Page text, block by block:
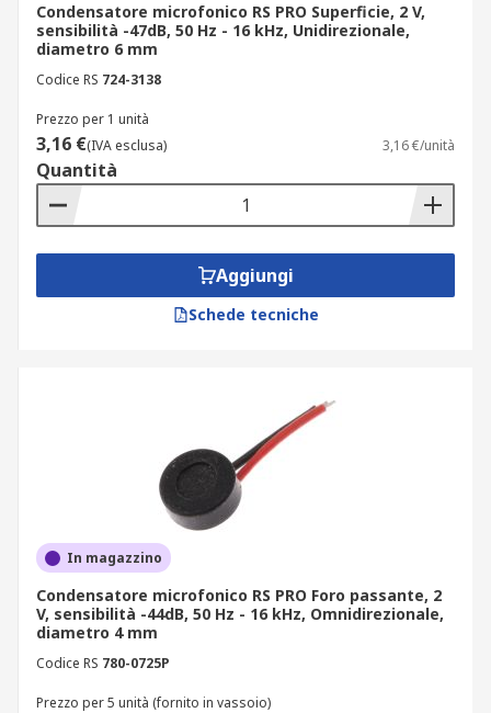
Condensatore microfonico RS PRO Superficie, 2 V,
sensibilità -47dB, 50 Hz - 16 kHz, Unidirezionale,
diametro 6 mm
Codice RS 724-3138
Prezzo per 1 unità
3,16 €(IVA esclusa) 3,16 €/unità
Quantità
Aggiungi
Schede tecniche
In magazzino
Condensatore microfonico RS PRO Foro passante, 2
V, sensibilità -44dB, 50 Hz - 16 kHz, Omnidirezionale,
diametro 4 mm
Codice RS 780-0725P
Prezzo per 5 unità (fornito in vassoio)